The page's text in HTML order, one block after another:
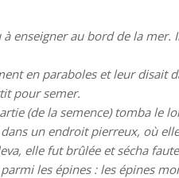
à enseigner au bord de la
en paraboles et leur disait
pour semer.
(de la semence) tomba le
un endroit pierreux, où
elle fut brûlée et sécha
les épines : les épines